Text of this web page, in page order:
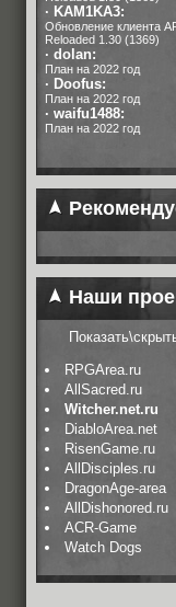
· KAM1KA3:
Обновление клиента
Reloaded 1.30 (1369)
· dolan:
План на 2022 год
· Doofus:
План на 2022 год
· waifu1488:
План на 2022 год
Наши
RPGArea.ru
AllSacred.ru
Witcher.net.ru
DiabloArea.net
RisenGame.ru
AllDisciples.ru
DragonAge-area
AllDishonored.ru
ACR-Game
Watch Dogs